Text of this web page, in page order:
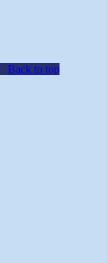
Back to top